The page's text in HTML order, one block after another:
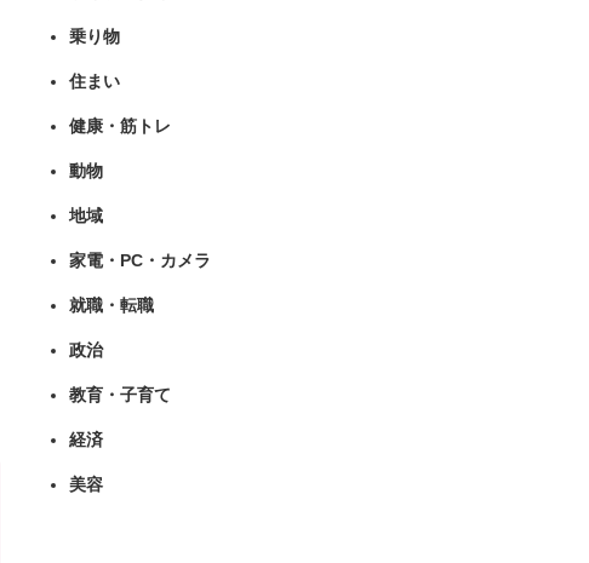
乗り物
住まい
健康・筋トレ
動物
地域
家電・PC・カメラ
就職・転職
政治
教育・子育て
経済
美容